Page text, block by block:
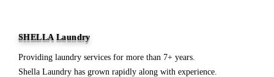
SHELLA Laundry
Providing laundry services for more than 7+ years.
Shella Laundry has grown rapidly along with experience.